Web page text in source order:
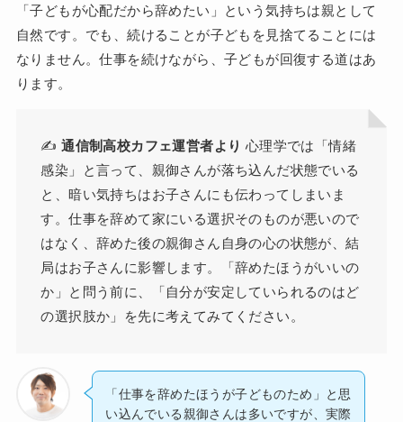
「子どもが心配だから辞めたい」という気持ちは親として
自然です。でも、続けることが子どもを見捨てることには
なりません。仕事を続けながら、子どもが回復する道はあ
ります。
✍️通信制高校カフェ運営者より 心理学では「情緒
感染」と言って、親御さんが落ち込んだ状態でいる
と、暗い気持ちはお子さんにも伝わってしまいま
す。仕事を辞めて家にいる選択そのものが悪いので
はなく、辞めた後の親御さん自身の心の状態が、結
局はお子さんに影響します。「辞めたほうがいいの
か」と問う前に、「自分が安定していられるのはど
の選択肢か」を先に考えてみてください。
「仕事を辞めたほうが子どものため」と思
い込んでいる親御さんは多いですが、実際